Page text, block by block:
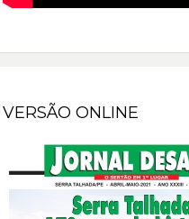
VERSÃO ONLINE